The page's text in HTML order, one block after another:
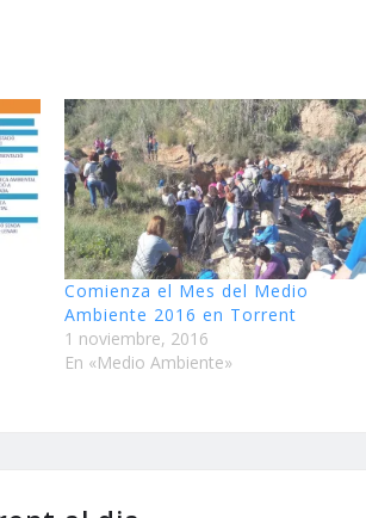
Comienza el Mes del Medio
Ambiente 2016 en Torrent
1 noviembre, 2016
En «Medio Ambiente»